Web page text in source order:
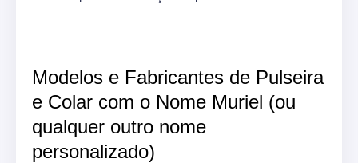
Modelos e Fabricantes de Pulseira
e Colar com o Nome Muriel (ou
qualquer outro nome
personalizado)